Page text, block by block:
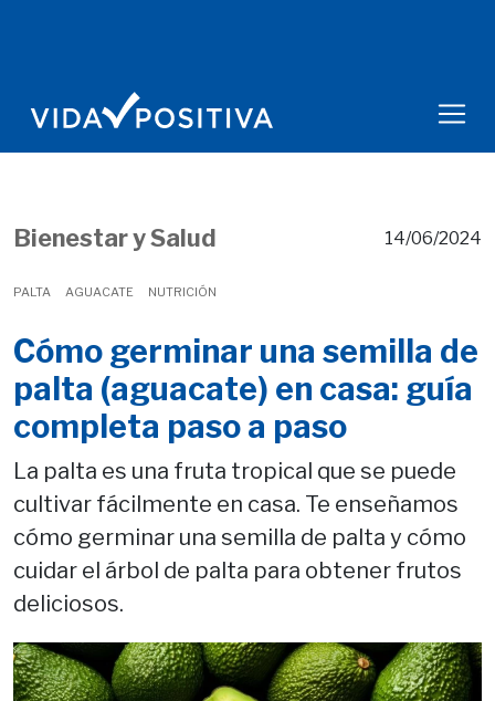
Bienestar y Salud
PALTA AGUACATE NUTRICIÓN
14/06/2024
Cómo germinar una semilla de
palta (aguacate) en casa: guía
completa paso a paso
La palta es una fruta tropical que se puede
cultivar fácilmente en casa. Te enseñamos
cómo germinar una semilla de palta y cómo
cuidar el árbol de palta para obtener frutos
deliciosos.